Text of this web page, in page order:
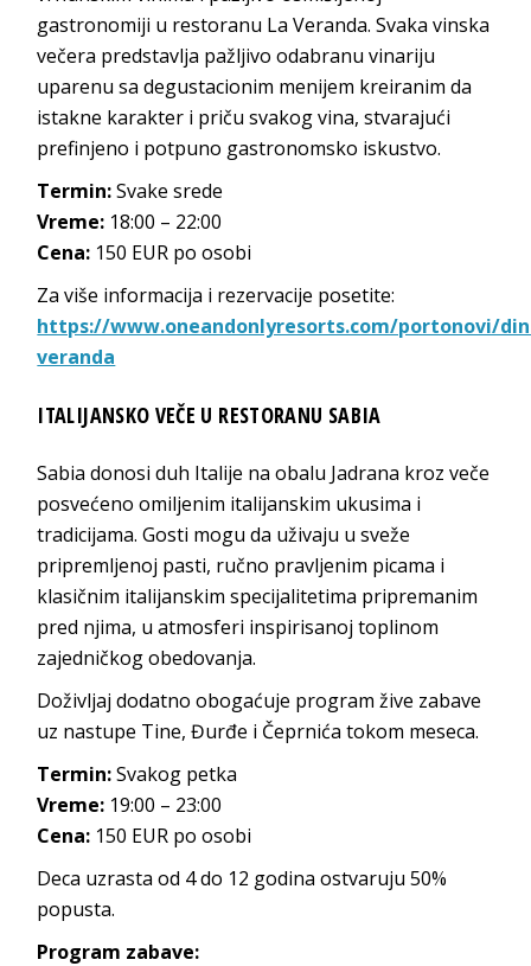
gastronomiji u restoranu La Veranda. Svaka vinska
večera predstavlja pažljivo odabranu vinariju
uparenu sa degustacionim menijem kreiranim da
istakne karakter i priču svakog vina, stvarajući
prefinjeno i potpuno gastronomsko iskustvo.
Termin:Svake srede
Vreme: 18:00 – 22:00
Cena: 150 EUR po osobi
Za više informacija i rezervacije posetite:
https://www.oneandonlyresorts.com/portonovi/
veranda
ITALIJANSKO VEČE U RESTORANU SABIA
Sabia donosi duh Italije na obalu Jadrana kroz veče
posvećeno omiljenim italijanskim ukusima i
tradicijama. Gosti mogu da uživaju u sveže
pripremljenoj pasti, ručno pravljenim picama i
klasičnim italijanskim specijalitetima pripremanim
pred njima, u atmosferi inspirisanoj toplinom
zajedničkog obedovanja.
Doživljaj dodatno obogaćuje program žive zabave
uz nastupe Tine, Đurđe i Čeprnića tokom meseca.
Termin:Svakog petka
Vreme: 19:00 – 23:00
Cena: 150 EUR po osobi
Deca uzrasta od 4 do 12 godina ostvaruju 50%
popusta.
Program zabave: